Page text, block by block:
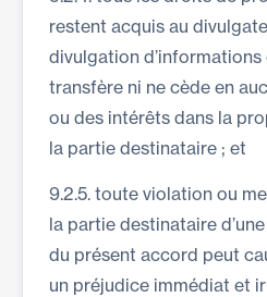
restent acquis au
divulgation
transfère ni ne cède en
ou des intérêts dans la
la partie destinataire ; et
9.2.5. toute violation ou
la partie destinataire
du présent accord peut
un préjudice immédiat et